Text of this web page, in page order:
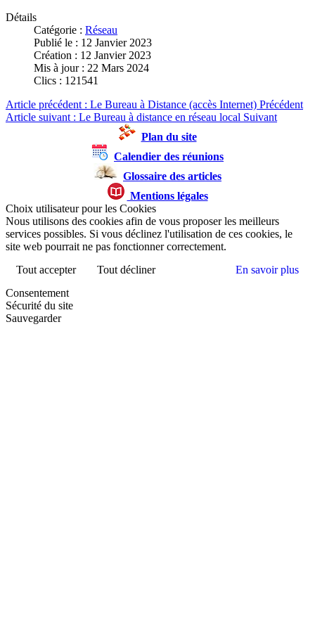
Détails
Catégorie : Réseau
Publié le : 12 Janvier 2023
Création : 12 Janvier 2023
Mis à jour : 22 Mars 2024
Clics : 121541
Article précédent : Le Bureau à Distance (accès Internet) Précédent
Article suivant : Le Bureau à distance en réseau local Suivant
Plan du site
Calendier des réunions
Glossaire des articles
Mentions légales
Choix utilisateur pour les Cookies
Nous utilisons des cookies afin de vous proposer les meilleurs
services possibles. Si vous déclinez l'utilisation de ces cookies, le
site web pourrait ne pas fonctionner correctement.
Tout accepter
Tout décliner
En savoir plus
Consentement
Sécurité du site
Sauvegarder